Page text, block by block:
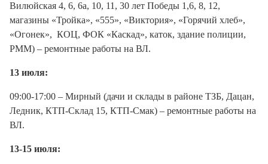
Вилюйская 4, 6, 6а, 10, 11, 30 лет Победы 1,6, 8, 12,
магазины «Тройка», «555», «Виктория», «Горячий хлеб»,
«Огонек», КОЦ, ФОК «Каскад», каток, здание полиции,
РММ) – ремонтные работы на ВЛ.
13 июля:
09:00-17:00 – Мирный (дачи и склады в районе ТЗБ, Дацан,
Ледник, КТП-Склад 15, КТП-Смак) – ремонтные работы на
ВЛ.
13-15 июля: